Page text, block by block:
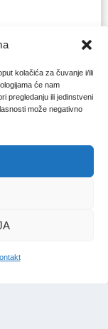
kolačića za čuvanje i/ili
će nam
pregledanju ili jedinstveni
može negativno